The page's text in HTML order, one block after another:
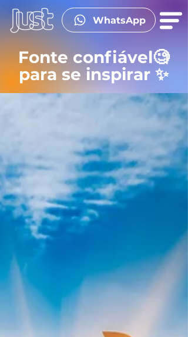
WhatsApp
Fonte confiável🧐
para se inspirar ✨